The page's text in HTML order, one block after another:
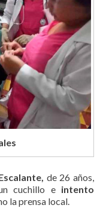
de 26 años,
cuchillo e intento
la prensa local.